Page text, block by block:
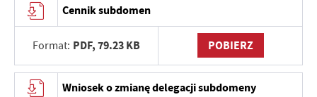
Cennik subdomen
Format: PDF,79.23 KB POBIERZ
Wniosek o zmianę delegacji subdomeny